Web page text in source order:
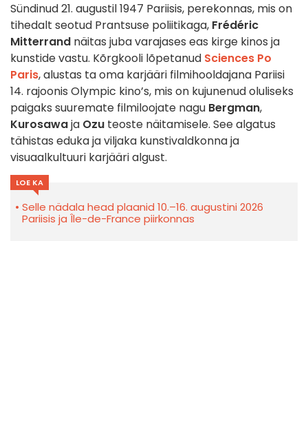
Sündinud 21. augustil 1947 Pariisis, perekonnas, mis on
tihedalt seotud Prantsuse poliitikaga, Frédéric
Mitterrand näitas juba varajases eas kirge kinos ja
kunstide vastu. Kõrgkooli lõpetanud Sciences Po
Paris, alustas ta oma karjääri filmihooldajana Pariisi
14. rajoonis Olympic kino’s, mis on kujunenud oluliseks
paigaks suuremate filmiloojate nagu Bergman,
Kurosawaja Ozu teoste näitamisele. See algatus
tähistas eduka ja viljaka kunstivaldkonna ja
visuaalkultuuri karjääri algust.
LOE KA
Selle nädala head plaanid 10.–16. augustini 2026
Pariisis ja Île-de-France piirkonnas